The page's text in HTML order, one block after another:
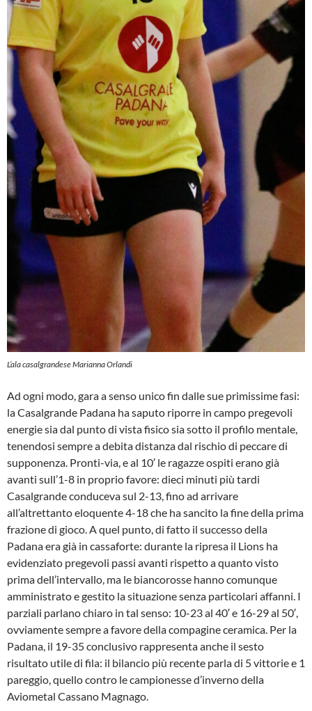
L’ala casalgrandese Marianna Orlandi
Ad ogni modo, gara a senso unico fin dalle sue primissime fasi:
la Casalgrande Padana ha saputo riporre in campo pregevoli
energie sia dal punto di vista fisico sia sotto il profilo mentale,
tenendosi sempre a debita distanza dal rischio di peccare di
supponenza. Pronti-via, e al 10′ le ragazze ospiti erano già
avanti sull’1-8 in proprio favore: dieci minuti più tardi
Casalgrande conduceva sul 2-13, fino ad arrivare
all’altrettanto eloquente 4-18 che ha sancito la fine della prima
frazione di gioco. A quel punto, di fatto il successo della
Padana era già in cassaforte: durante la ripresa il Lions ha
evidenziato pregevoli passi avanti rispetto a quanto visto
prima dell’intervallo, ma le biancorosse hanno comunque
amministrato e gestito la situazione senza particolari affanni. I
parziali parlano chiaro in tal senso: 10-23 al 40′ e 16-29 al 50′,
ovviamente sempre a favore della compagine ceramica. Per la
Padana, il 19-35 conclusivo rappresenta anche il sesto
risultato utile di fila: il bilancio più recente parla di 5 vittorie e 1
pareggio, quello contro le campionesse d’inverno della
Aviometal Cassano Magnago.